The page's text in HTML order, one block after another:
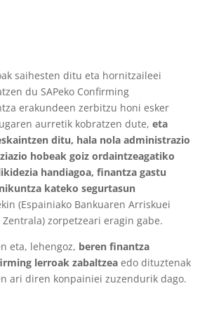
saihesten ditu eta hornitzaileei
du SAPeko Confirming
erakundeen zerbitzu honi esker
aurretik kobratzen dute,eta
ditu, hala nola administrazio
hobeak goiz ordaintzeagatiko
handiagoa, finantza gastu
kateko segurtasun
(Espainiako Bankuaren Arriskuei
zorpetzeari eragin gabe.
eta, lehengoz, beren finantza
lerroak zabaltzea edo dituztenak
ari diren konpainiei zuzendurik dago.